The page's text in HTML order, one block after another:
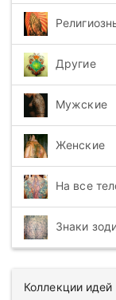
Другие
Мужские
Женские
На все
Знаки
Коллекции идей